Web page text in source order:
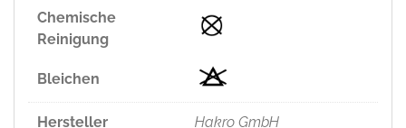
Chemische
Reinigung
Bleichen
Hersteller Hakro GmbH